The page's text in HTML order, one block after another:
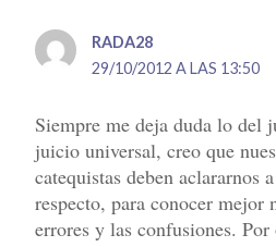
RADA28
29/10/2012 A LAS 13:50
Siempre me deja duda lo del
juicio universal, creo que
catequistas deben aclararnos
respecto, para conocer mejor
errores y las confusiones.